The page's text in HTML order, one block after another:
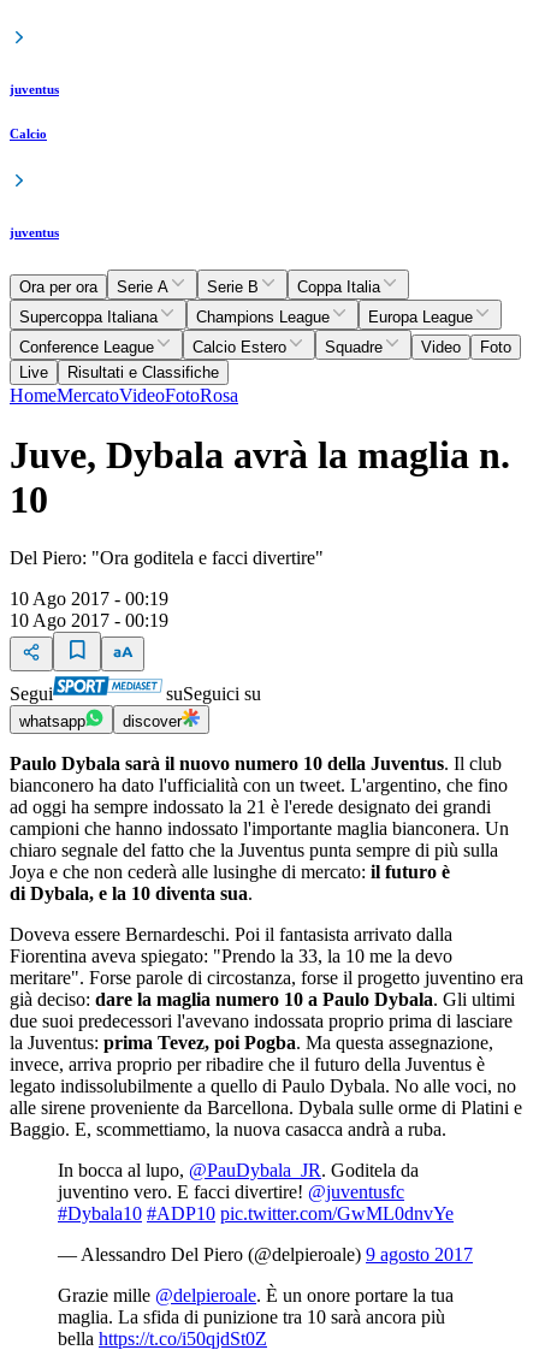
juventus
Calcio
juventus
Ora per ora Serie A Serie B
Coppa Italia
Supercoppa Italiana
Champions League
Europa League
Conference League
Calcio Estero Squadre Video
Foto
Live
Risultati e Classifiche
HomeMercatoVideoFotoRosa
Juve, Dybala avrà la maglia n.
10
Del Piero: "Ora goditela e facci divertire"
10 Ago 2017 - 00:19
10 Ago 2017 - 00:19
Segui suSeguici su
whatsapp discover
Paulo Dybala sarà il nuovo numero 10 della Juventus. Il club
bianconero ha dato l'ufficialità con un tweet. L'argentino, che fino
ad oggi ha sempre indossato la 21 è l'erede designato dei grandi
campioni che hanno indossato l'importante maglia bianconera. Un
chiaro segnale del fatto che la Juventus punta sempre di più sulla
Joya e che non cederà alle lusinghe di mercato: il futuro è
di Dybala, e la 10 diventa sua.
Doveva essere Bernardeschi. Poi il fantasista arrivato dalla
Fiorentina aveva spiegato: "Prendo la 33, la 10 me la devo
meritare". Forse parole di circostanza, forse il progetto juventino era
già deciso: dare la maglia numero 10 a Paulo Dybala. Gli ultimi
due suoi predecessori l'avevano indossata proprio prima di lasciare
la Juventus: prima Tevez, poi Pogba. Ma questa assegnazione,
invece, arriva proprio per ribadire che il futuro della Juventus è
legato indissolubilmente a quello di Paulo Dybala. No alle voci, no
alle sirene proveniente da Barcellona. Dybala sulle orme di Platini e
Baggio. E, scommettiamo, la nuova casacca andrà a ruba.
In bocca al lupo, @PauDybala_JR. Goditela da
juventino vero. E facci divertire! @juventusfc
#Dybala10 #ADP10 pic.twitter.com/GwML0dnvYe
— Alessandro Del Piero (@delpieroale) 9 agosto 2017
Grazie mille @delpieroale. È un onore portare la tua
maglia. La sfida di punizione tra 10 sarà ancora più
bella https://t.co/i50qjdSt0Z